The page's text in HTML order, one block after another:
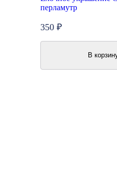
перламутр
350 ₽
В